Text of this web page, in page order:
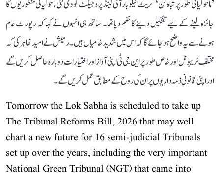
’ماحولیاتی طور پر تباہ کن‘ گریٹ نیکوبار آئی لینڈ پروجیکٹ کو دی گئی ماحولیاتی منظوریوں کا
جائزہ لینے کے لیے تشکیل دینے کا حکم دیا تھا۔ ساتھ ہی انہوں نے کہا کہ رپورٹ عام
ہونے سے یہ واضح ہو جائے گا کہ اس میں شدید خامیاں ہیں۔ رمیش نے امید ظاہر کی کہ
مختلف ٹریبونل اور خاص طور پر این جی ٹی اپنی آواز اور اختیارات دوبارہ حاصل کریں گے
اور اپنی قانونی ذمہ داریوں پر ان کی روح کے مطابق عمل کریں گے۔
Tomorrow the Lok Sabha is scheduled to take up
The Tribunal Reforms Bill, 2026 that may well
chart a new future for 16 semi-judicial Tribunals
set up over the years, including the very important
National Green Tribunal (NGT) that came into